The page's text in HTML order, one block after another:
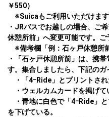
￥550）
※Suicaもご利用いただけます
・JRバスでお越しの場合、ご
休憩所前」へ変更可能です。ご
※備考欄「例：石ヶ戸休憩所
・「石ヶ戸休憩所前」は、携
す。集合しましたら、下記のガ
・「4ｰRide」とプリントされ
・ウェルカムカードを掲げて
・青地に白色で「4ｰRide」
を下げている。